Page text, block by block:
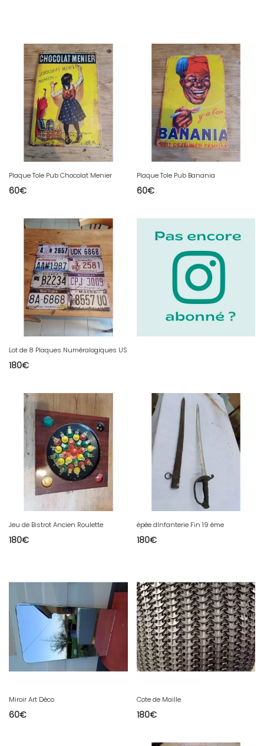
Plaque Tole Pub Chocolat Menier
60€
Plaque Tole Pub Banania
60€
Lot de 8 Plaques Numéralogiques US
180€
Jeu de Bistrot Ancien Roulette
180€
épée dInfanterie Fin 19 éme
180€
Miroir Art Déco
60€
Cote de Maille
180€